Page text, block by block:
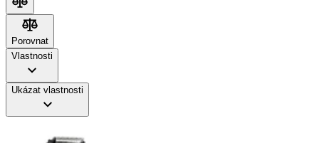
Porovnat
Porovnat
Vlastnosti
Ukázat vlastnosti